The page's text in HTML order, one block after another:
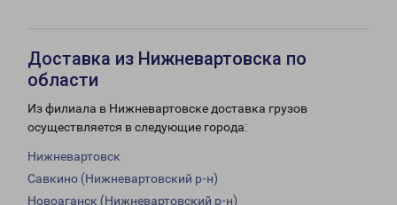
Доставка из Нижневартовска по
области
Из филиала в Нижневартовске доставка грузов
осуществляется в следующие города:
Нижневартовск
Савкино (Нижневартовский р-н)
Новоаганск (Нижневартовский р-н)